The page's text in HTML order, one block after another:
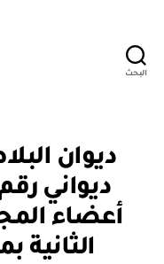
البحث
التصنيفات
ديوان
أعضاء